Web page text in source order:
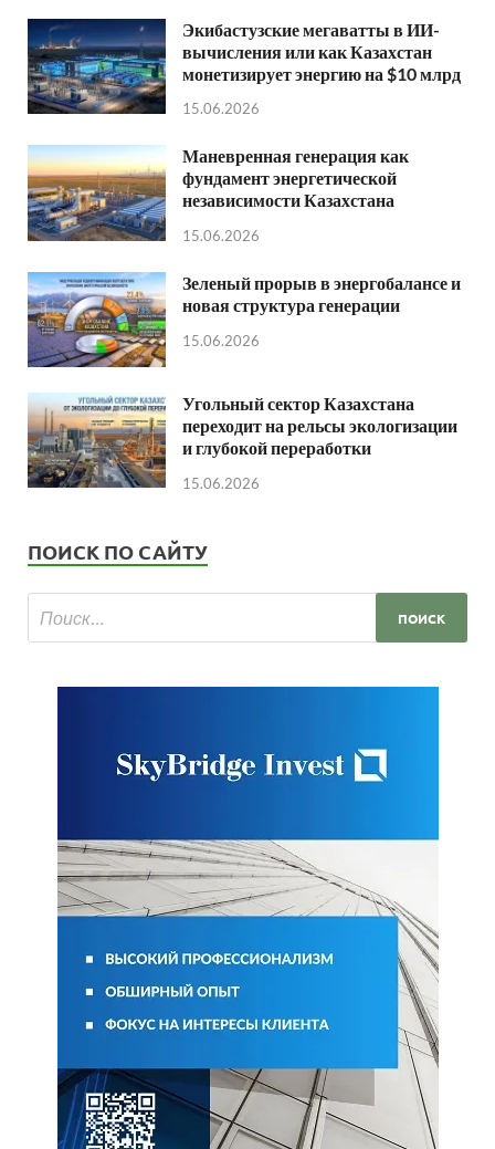
Экибастузские мегаватты в ИИ-
вычисления или как Казахстан
монетизирует энергию на $10 млрд
15.06.2026
Маневренная генерация как
фундамент энергетической
независимости Казахстана
15.06.2026
Зеленый прорыв в энергобалансе и
новая структура генерации
15.06.2026
Угольный сектор Казахстана
переходит на рельсы экологизации
и глубокой переработки
15.06.2026
ПОИСК ПО САЙТУ